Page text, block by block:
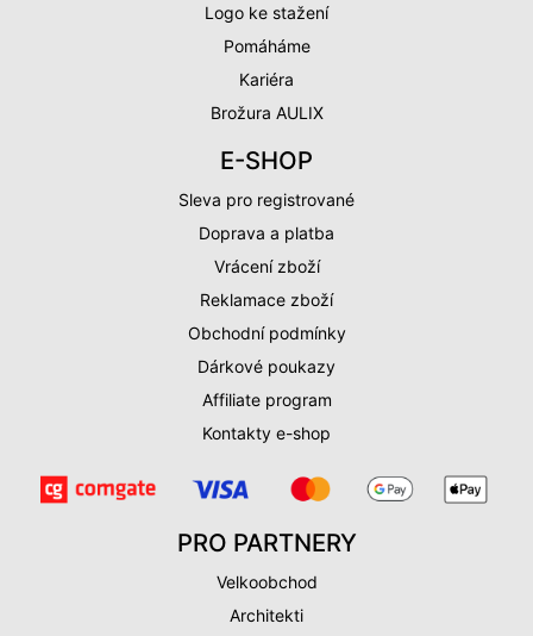
Logo ke stažení
Pomáháme
Kariéra
Brožura AULIX
E-SHOP
Sleva pro registrované
Doprava a platba
Vrácení zboží
Reklamace zboží
Obchodní podmínky
Dárkové poukazy
Affiliate program
Kontakty e-shop
PRO PARTNERY
Velkoobchod
Architekti